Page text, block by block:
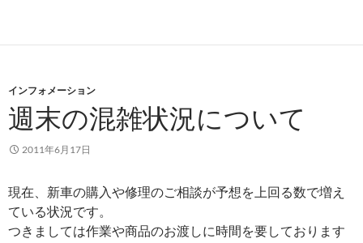
インフォメーション
週末の混雑状況について
2011年6月17日
現在、新車の購入や修理のご相談が予想を上回る数で増え
ている状況です。
つきましては作業や商品のお渡しに時間を要しております